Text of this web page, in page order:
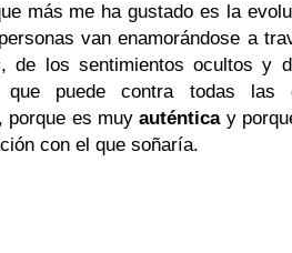
más me ha gustado es la
van enamorándose a
de los sentimientos ocultos y
que puede contra todas las
, porque es muyauténticay
con el que soñaría.